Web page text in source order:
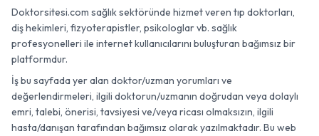
Doktorsitesi.com sağlık sektöründe hizmet veren tıp doktorları,
diş hekimleri, fizyoterapistler, psikologlar vb. sağlık
profesyonelleri ile internet kullanıcılarını buluşturan bağımsız bir
platformdur.
İş bu sayfada yer alan doktor/uzman yorumları ve
değerlendirmeleri, ilgili doktorun/uzmanın doğrudan veya dolaylı
emri, talebi, önerisi, tavsiyesi ve/veya ricası olmaksızın, ilgili
hasta/danışan tarafından bağımsız olarak yazılmaktadır. Bu web